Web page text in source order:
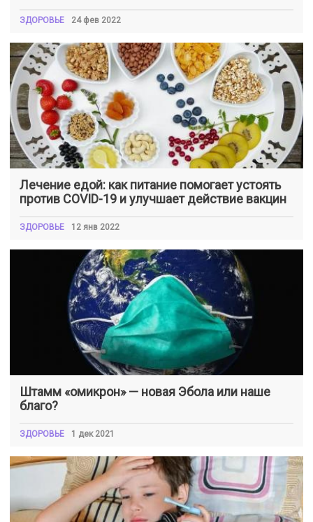
ЗДОРОВЬЕ 24 фев 2022
Лечение едой: как питание помогает устоять
против COVID-19 и улучшает действие вакцин
ЗДОРОВЬЕ 12 янв 2022
Штамм «омикрон» — новая Эбола или наше
благо?
ЗДОРОВЬЕ 1 дек 2021